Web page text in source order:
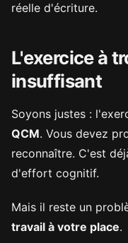
réelle d'écriture.
L'exercice à
insuffisant
Soyons justes :
QCM. Vous devez
reconnaître. C'est
d'effort cognitif.
Mais il reste un
travail à votre place.